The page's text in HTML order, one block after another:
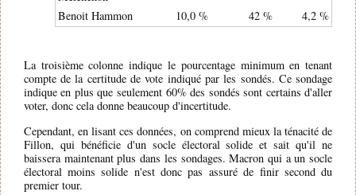
Benoit Hammon
10,0 % 42 % 4,2 %
La troisième colonne indique le pourcentage minimum en tenant
compte de la certitude de vote indiqué par les sondés. Ce sondage
indique en plus que seulement 60% des sondés sont certains d'aller
voter, donc cela donne beaucoup d'incertitude.
Cependant, en lisant ces données, on comprend mieux la ténacité de
Fillon, qui bénéficie d'un socle électoral solide et sait qu'il ne
baissera maintenant plus dans les sondages. Macron qui a un socle
électoral moins solide n'est donc pas assuré de finir second du
premier tour.